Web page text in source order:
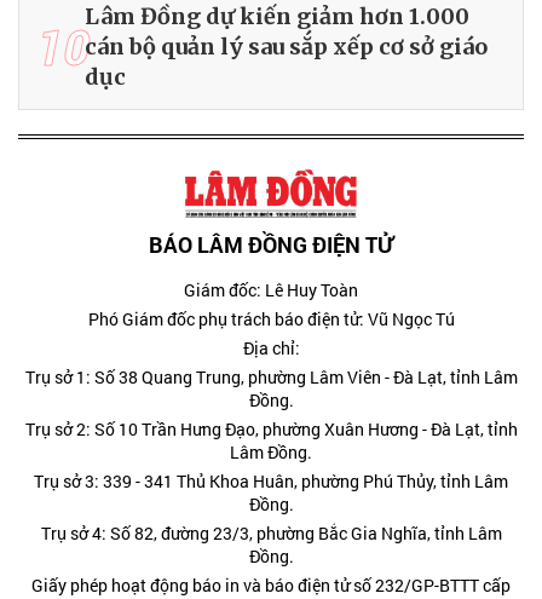
10Lâm Đồng dự kiến giảm hơn 1.000
cán bộ quản lý sau sắp xếp cơ sở giáo
dục
BÁO LÂM ĐỒNG ĐIỆN TỬ
Giám đốc: Lê Huy Toàn
Phó Giám đốc phụ trách báo điện tử: Vũ Ngọc Tú
Địa chỉ:
Trụ sở 1: Số 38 Quang Trung, phường Lâm Viên - Đà Lạt, tỉnh Lâm
Đồng.
Trụ sở 2: Số 10 Trần Hưng Đạo, phường Xuân Hương - Đà Lạt, tỉnh
Lâm Đồng.
Trụ sở 3: 339 - 341 Thủ Khoa Huân, phường Phú Thủy, tỉnh Lâm
Đồng.
Trụ sở 4: Số 82, đường 23/3, phường Bắc Gia Nghĩa, tỉnh Lâm
Đồng.
Giấy phép hoạt động báo in và báo điện tử số 232/GP-BTTT cấp